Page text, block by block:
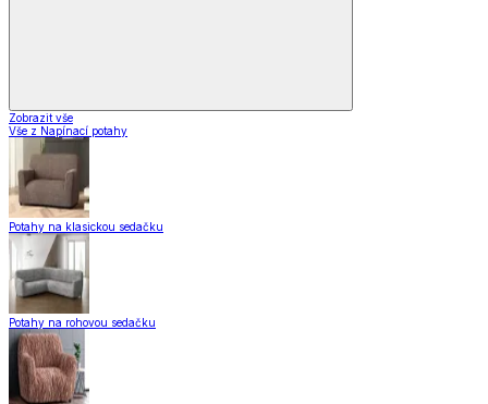
Zobrazit vše
Vše z Napínací potahy
Potahy na klasickou sedačku
Potahy na rohovou sedačku